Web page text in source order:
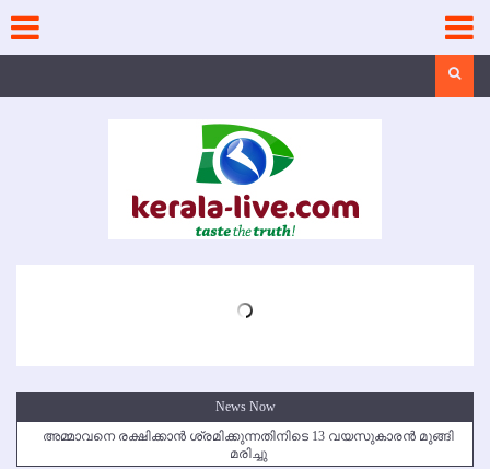
content
News Now
അമ്മാവനെ രക്ഷിക്കാന്‍ ശ്രമിക്കുന്നതിനിടെ 13 വയസുകാരന്‍ മുങ്ങി
മരിച്ചു